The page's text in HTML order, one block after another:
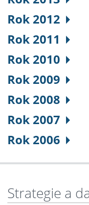
Rok 2012
Rok 2011
Rok 2010
Rok 2009
Rok 2008
Rok 2007
Rok 2006
Strategie a